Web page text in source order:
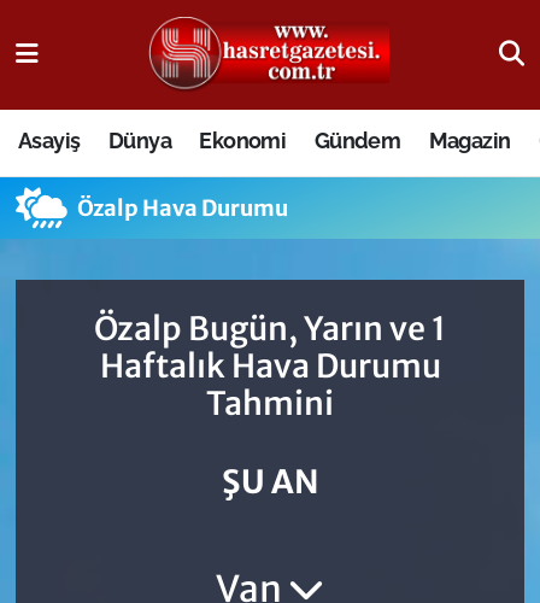
Asayiş Dünya Ekonomi Gündem Magazin
Özalp Hava Durumu
Özalp Bugün, Yarın ve 1
Haftalık Hava Durumu
Tahmini
ŞU AN
Van
Osmaniye Nöbetçi Eczaneler
Osmaniye Hava Durumu
Osmaniye Trafik Yoğunluk Haritası
Süper Lig Puan Durumu ve Fikstür
Tüm Manşetler
Son Dakika Haberleri